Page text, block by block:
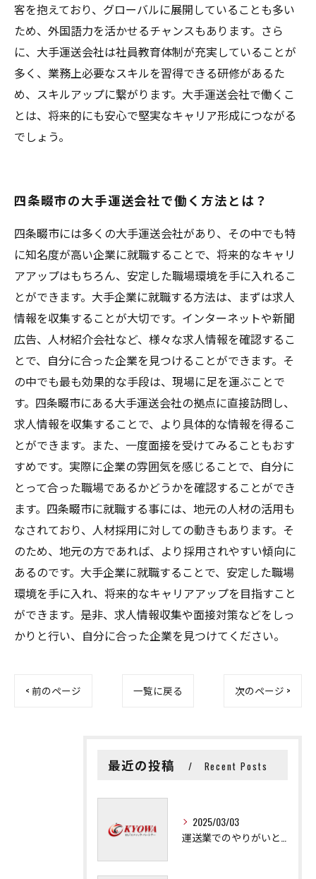
客を抱えており、グローバルに展開していることも多い
ため、外国語力を活かせるチャンスもあります。さら
に、大手運送会社は社員教育体制が充実していることが
多く、業務上必要なスキルを習得できる研修があるた
め、スキルアップに繋がります。大手運送会社で働くこ
とは、将来的にも安心で堅実なキャリア形成につながる
でしょう。
四条畷市の大手運送会社で働く方法とは？
四条畷市には多くの大手運送会社があり、その中でも特
に知名度が高い企業に就職することで、将来的なキャリ
アアップはもちろん、安定した職場環境を手に入れるこ
とができます。大手企業に就職する方法は、まずは求人
情報を収集することが大切です。インターネットや新聞
広告、人材紹介会社など、様々な求人情報を確認するこ
とで、自分に合った企業を見つけることができます。そ
の中でも最も効果的な手段は、現場に足を運ぶことで
す。四条畷市にある大手運送会社の拠点に直接訪問し、
求人情報を収集することで、より具体的な情報を得るこ
とができます。また、一度面接を受けてみることもおす
すめです。実際に企業の雰囲気を感じることで、自分に
とって合った職場であるかどうかを確認することができ
ます。四条畷市に就職する事には、地元の人材の活用も
なされており、人材採用に対しての動きもあります。そ
のため、地元の方であれば、より採用されやすい傾向に
あるのです。大手企業に就職することで、安定した職場
環境を手に入れ、将来的なキャリアアップを目指すこと
ができます。是非、求人情報収集や面接対策などをしっ
かりと行い、自分に合った企業を見つけてください。
< 前のページ 一覧に戻る 次のページ >
最近の投稿 Recent Posts
2025/03/03